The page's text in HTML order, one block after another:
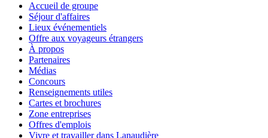
Accueil de groupe
Séjour d'affaires
Lieux événementiels
Offre aux voyageurs étrangers
À propos
Partenaires
Médias
Concours
Renseignements utiles
Cartes et brochures
Zone entreprises
Offres d'emplois
Vivre et travailler dans Lanaudière